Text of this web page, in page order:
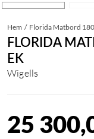
Hem Florida Matbord
FLORIDA
EK
Wigells
25